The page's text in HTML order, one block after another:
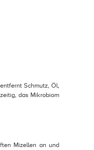
Schmutz, Öl,
das Mikrobiom
Mizellen an und